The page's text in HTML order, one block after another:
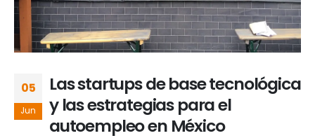
05
Jun
Las startups de base tecnológica
y las estrategias para el
autoempleo en México